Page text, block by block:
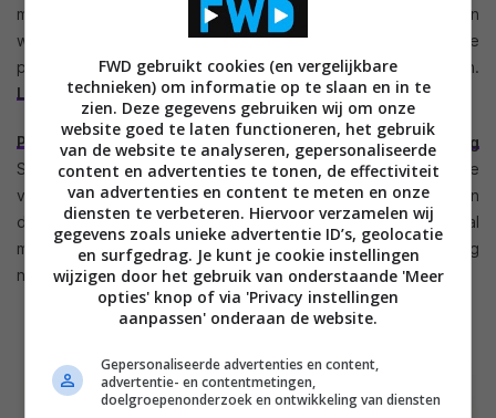
mindere mate bekend. Waar we eigenlijk op hebben zitten
wachten zijn de prijzen. Vandaag hebben we dan toch de
prijzen van de 3D series van Sony weten te achterhalen.
Lees verder..
PS3 biedt deze zomer nog geen 3D Blu-ray ondersteuning
Sony heeft aangekondigd dat de 3D firmware update die
voor de zomer gepland staat voor de 3D Blu-ray spelers en
de PlayStation 3 geen 3D Blu-ray ondersteuning mogelijk zal
maken in de PS3. 3D Blu-ray films kunnen voorlopig dus nog
niet via de PS3 bekeken worden.Lees verder..
FWD gebruikt cookies (en vergelijkbare
technieken) om informatie op te slaan en in te
zien. Deze gegevens gebruiken wij om onze
website goed te laten functioneren, het gebruik
van de website te analyseren, gepersonaliseerde
content en advertenties te tonen, de effectiviteit
van advertenties en content te meten en onze
diensten te verbeteren. Hiervoor verzamelen wij
gegevens zoals unieke advertentie ID’s, geolocatie
en surfgedrag. Je kunt je cookie instellingen
wijzigen door het gebruik van onderstaande 'Meer
opties' knop of via 'Privacy instellingen
aanpassen' onderaan de website.
Gepersonaliseerde advertenties en content,
advertentie- en contentmetingen,
doelgroepenonderzoek en ontwikkeling van diensten